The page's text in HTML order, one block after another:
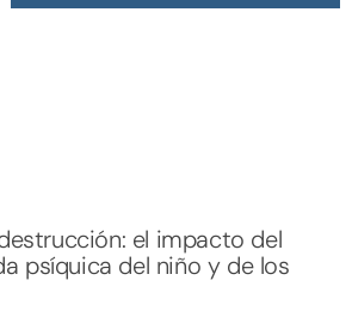
el impacto del
psíquica del niño y de los